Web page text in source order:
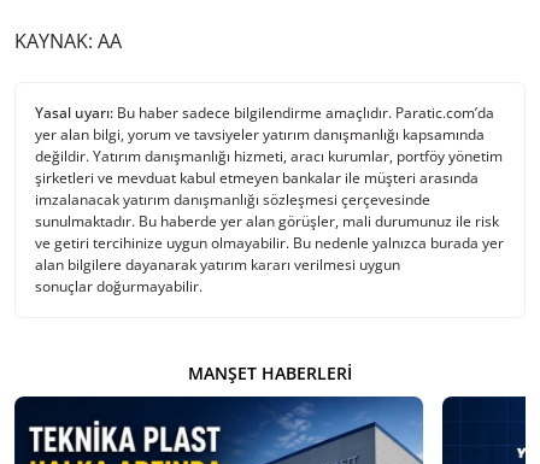
KAYNAK: AA
Yasal uyarı: Bu haber sadece bilgilendirme amaçlıdır. Paratic.com’da
yer alan bilgi, yorum ve tavsiyeler yatırım danışmanlığı kapsamında
değildir. Yatırım danışmanlığı hizmeti, aracı kurumlar, portföy yönetim
şirketleri ve mevduat kabul etmeyen bankalar ile müşteri arasında
imzalanacak yatırım danışmanlığı sözleşmesi çerçevesinde
sunulmaktadır. Bu haberde yer alan görüşler, mali durumunuz ile risk
ve getiri tercihinize uygun olmayabilir. Bu nedenle yalnızca burada yer
alan bilgilere dayanarak yatırım kararı verilmesi uygun
sonuçlar doğurmayabilir.
MANŞET HABERLERI